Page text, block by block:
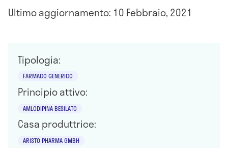
Ultimo aggiornamento: 10 Febbraio, 2021
Tipologia:
FARMACO GENERICO
Principio attivo:
AMLODIPINA BESILATO
Casa produttrice:
ARISTO PHARMA GMBH